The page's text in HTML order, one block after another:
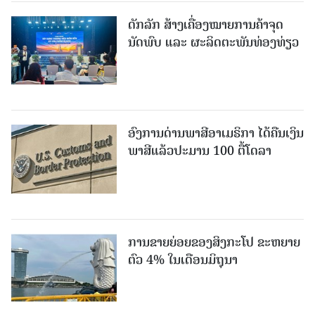
ດັກລັກ ສ້າງເຄື່ອງໝາຍການຄ້າຈຸດ
ນັດພົບ ແລະ ຜະລິດຕະພັນທ່ອງທ່ຽວ
ອົງການດ່ານພາສີອາເມຣິກາ ໄດ້ຄືນເງິນ
ພາສີແລ້ວປະມານ 100 ຕື້ໂດລາ
ການຂາຍຍ່ອຍຂອງສິງກະໂປ ຂະຫຍາຍ
ຕົວ 4% ໃນເດືອນມິຖຸນາ